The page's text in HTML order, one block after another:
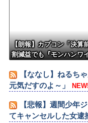
【朗報】カプコン「決算
割減益でも『モンハンワ
【ななし】ねるち
元気だすのよ～」
NEW!
【悲報】週間少年
てキャンセルした女逮